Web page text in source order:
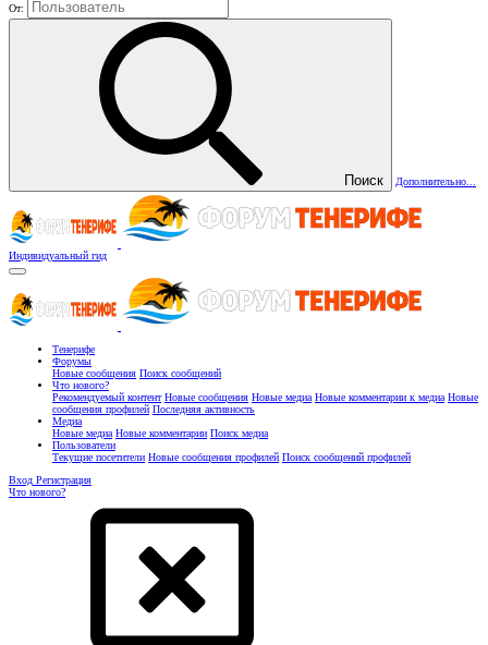
От:
Поиск Дополнительно...
Индивидуальный гид
Тенерифе
Форумы
Новые сообщения Поиск сообщений
Что нового?
Рекомендуемый контент Новые сообщения Новые медиа Новые комментарии к медиа Новые
сообщения профилей Последняя активность
Медиа
Новые медиа Новые комментарии Поиск медиа
Пользователи
Текущие посетители Новые сообщения профилей Поиск сообщений профилей
Вход Регистрация
Что нового?